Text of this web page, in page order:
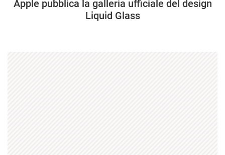
Apple pubblica la galleria ufficiale del design
Liquid Glass